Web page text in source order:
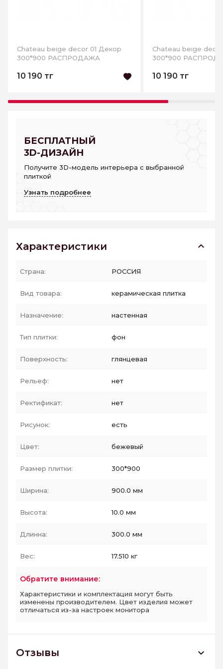
Chateau beige decor 01 Декор
300*900 РАСПРОДАЖА
10 190 тг
Chateau beige
300*900
10 190 тг
БЕСПЛАТНЫЙ
3D-ДИЗАЙН
Получите 3D-модель интерьера с выбранной
плиткой
Узнать подробнее
Характеристики
Страна: РОССИЯ
Вид товара: керамическая плитка
Назначение: настенная
Тип плитки: фон
Поверхность: глянцевая
Рельеф: нет
Ректификат: нет
Рисунок: есть
Цвет: бежевый
Размер плитки: 300*900
Ширина: 900.0 мм
Высота: 10.0 мм
Длинна: 300.0 мм
Вес: 17.510 кг
Обратите внимание:
Характеристики и комплектация могут быть
изменены производителем. Цвет изделия может
отличаться из-за настроек монитора
Отзывы